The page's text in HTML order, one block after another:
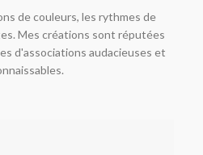
de couleurs, les rythmes de
Mes créations sont réputées
d'associations audacieuses et